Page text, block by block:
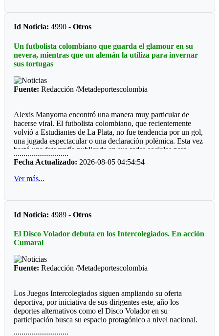
patrocinada por el alcalde a José Fernando Peña Rabelo y
comunidad deportiva, hubo dos pantallas LED, sonido
profesional, juego de luces, quince combates y una buena
asistencia de público.
*Mesetas *
un campeonato de departamental, ya que hace presencia la
gran mayoría municipios do de hay boxeo.
Por qué será, que las entidades deporte, ya sean del orden
departamental o municipal le hacen "el feo" a eventos, que
valen la pena ver los recursos del Estado bien invertidos.
Id Noticia: 4990 -Otros
Un futbolista colombiano que guarda el glamour en su
nevera, mientras que un alemán la utiliza para invernar
sus tortugas
Fuente: Redacción /Metadeportescolombia
Alexis Manyoma encontró una manera muy particular de
hacerse viral. El futbolista colombiano, que recientemente
volvió a Estudiantes de La Plata, no fue tendencia por un gol,
una jugada espectacular o una declaración polémica. Esta vez
bastó una fotografía publicada en sus redes sociales para
despertar la curiosidad de miles de personas: un refrigerador
completamente lleno de perfumes.
La imagen sorprendió porque, al abrir la nevera, no aparecían
distintas fragancias perfectamente acomodados en los
compartimentos. Mientras muchos deportistas presumen
autos, relojes o camisetas, Manyoma llamó la atención
habitual de conservarla.
*Reacciones*
Como era de esperarse, las redes sociales reaccionaron de
almorzaría un perfume de la marca Lattafa, mientras algunos
recordaron la famosa frase de Teófilo Gutiérrez: “Perfume
europeo, papi”. En pocas horas, la publicación acumuló miles
de reacciones.
............................
Fecha Actualizado: 2026-08-05 04:54:54
Ver más...
Id Noticia: 4989 -Otros
El Disco Volador debuta en los Intercolegiados. En acción
Cumaral
Fuente: Redacción /Metadeportescolombia
Los Juegos Intercolegiados siguen ampliando su oferta
deportiva, por iniciativa de sus dirigentes este, año los
deportes alternativos como el Disco Volador en su
participación busca su espacio protagónico a nivel nacional.
............................